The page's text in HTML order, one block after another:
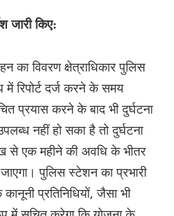
जारी किए:
का विवरण क्षेत्राधिकार पुलिस
में रिपोर्ट दर्ज करने के समय
प्रयास करने के बाद भी दुर्घटना
नहीं हो सका है तो दुर्घटना
से एक महीने की अवधि के भीतर
जाएगा। पुलिस स्टेशन का प्रभारी
प्रतिनिधियों, जैसा भी